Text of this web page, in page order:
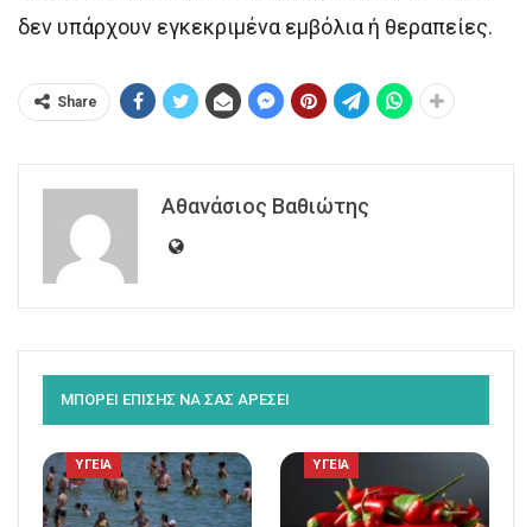
δεν υπάρχουν εγκεκριμένα εμβόλια ή θεραπείες.
Share
Αθανάσιος Βαθιώτης
ΜΠΟΡΕΙ ΕΠΙΣΗΣ ΝΑ ΣΑΣ ΑΡΕΣΕΙ
ΥΓΕΙΑ ΥΓΕΙΑ